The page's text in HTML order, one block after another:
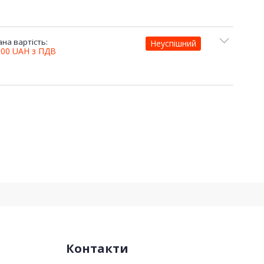
вартість:
UAH з ПДВ
Неуспішний
Контакти